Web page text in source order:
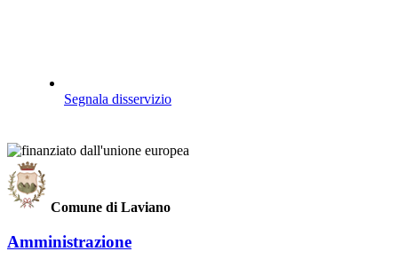
Segnala disservizio
Comune di Laviano
Amministrazione